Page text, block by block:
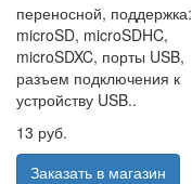
переносной, поддержка:
microSD, microSDHC,
microSDXC, порты USB,
разъем подключения к
устройству USB..
13 руб.
Заказать в магазин